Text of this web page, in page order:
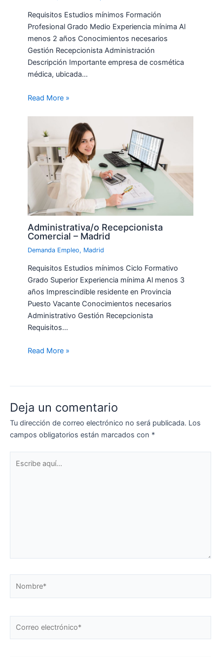
Requisitos Estudios mínimos Formación
Profesional Grado Medio Experiencia mínima Al
menos 2 años Conocimientos necesarios
Gestión Recepcionista Administración
Descripción Importante empresa de cosmética
médica, ubicada…
Read More »
Administrativa/o Recepcionista
Comercial – Madrid
Demanda Empleo, Madrid
Requisitos Estudios mínimos Ciclo Formativo
Grado Superior Experiencia mínima Al menos 3
años Imprescindible residente en Provincia
Puesto Vacante Conocimientos necesarios
Administrativo Gestión Recepcionista
Requisitos…
Read More »
Deja un comentario
Tu dirección de correo electrónico no será publicada. Los
campos obligatorios están marcados con *